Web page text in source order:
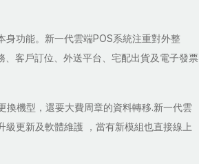
功能。新一代雲端POS系統注重對外整
客戶訂位、外送平台、宅配出貨及電子發票
換機型，還要大費周章的資料轉移.新一代雲
更新及軟體維護 ，當有新模組也直接線上